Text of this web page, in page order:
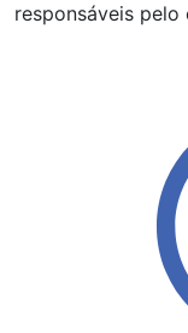
responsáveis